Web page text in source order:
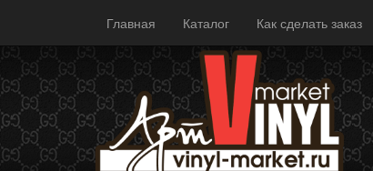
Главная Каталог Как сделать заказ